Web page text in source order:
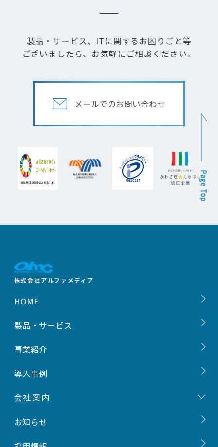
製品・サービス、ITに関するお困りごと等
ございましたら、お気軽にご相談ください。
メールでのお問い合わせ
株式会社アルファメディア
HOME
製品・サービス
事業紹介
導入事例
会社案内
ご挨拶
会社概要
事業内容
お知らせ